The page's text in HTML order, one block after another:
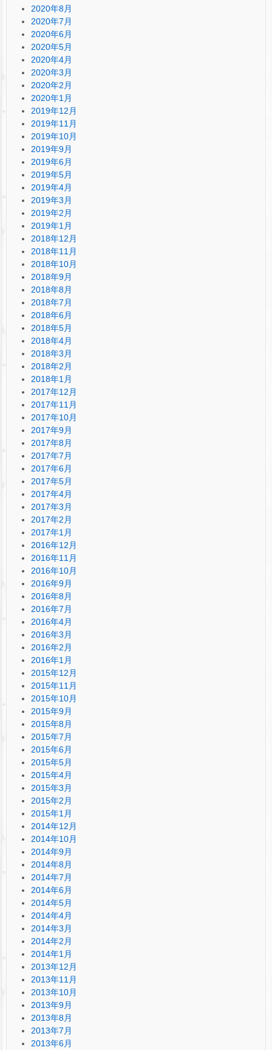
2020年8月
2020年7月
2020年6月
2020年5月
2020年4月
2020年3月
2020年2月
2020年1月
2019年12月
2019年11月
2019年10月
2019年9月
2019年6月
2019年5月
2019年4月
2019年3月
2019年2月
2019年1月
2018年12月
2018年11月
2018年10月
2018年9月
2018年8月
2018年7月
2018年6月
2018年5月
2018年4月
2018年3月
2018年2月
2018年1月
2017年12月
2017年11月
2017年10月
2017年9月
2017年8月
2017年7月
2017年6月
2017年5月
2017年4月
2017年3月
2017年2月
2017年1月
2016年12月
2016年11月
2016年10月
2016年9月
2016年8月
2016年7月
2016年4月
2016年3月
2016年2月
2016年1月
2015年12月
2015年11月
2015年10月
2015年9月
2015年8月
2015年7月
2015年6月
2015年5月
2015年4月
2015年3月
2015年2月
2015年1月
2014年12月
2014年10月
2014年9月
2014年8月
2014年7月
2014年6月
2014年5月
2014年4月
2014年3月
2014年2月
2014年1月
2013年12月
2013年11月
2013年10月
2013年9月
2013年8月
2013年7月
2013年6月